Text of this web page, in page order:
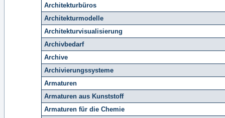
Architekturbüros
Architekturmodelle
Architekturvisualisierung
Archivbedarf
Archive
Archivierungssysteme
Armaturen
Armaturen aus Kunststoff
Armaturen für die Chemie